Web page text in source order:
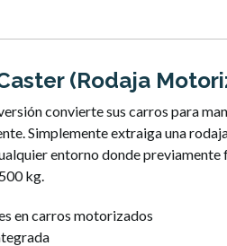
(Rodaja
convierte sus carros para
Simplemente extraiga una
entorno donde
kg.
en carros motorizados